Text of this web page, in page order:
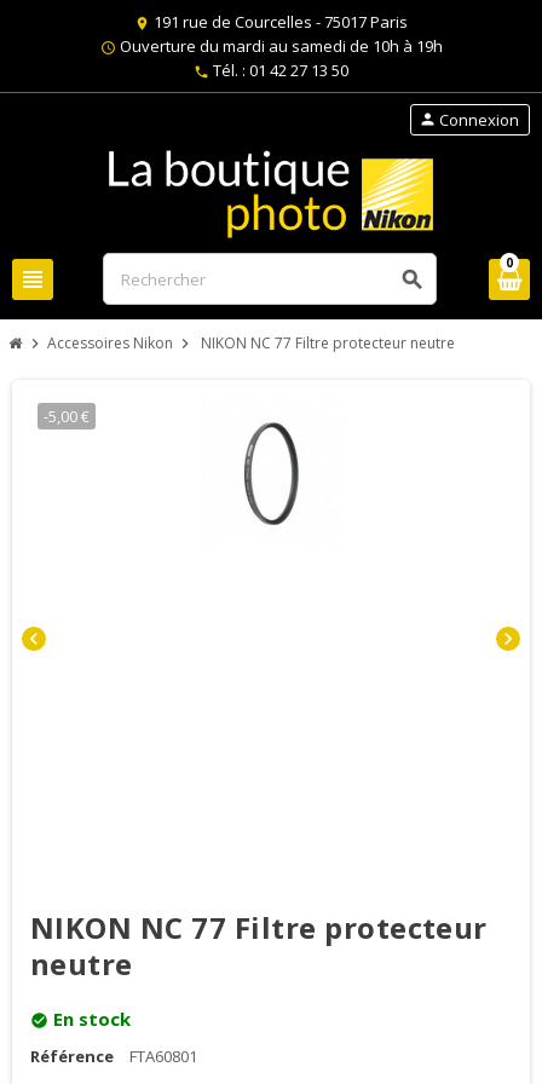
location_on 191 rue de Courcelles - 75017 Paris
schedule Ouverture du mardi au samedi de 10h à 19h
phone Tél. : 01 42 27 13 50
view_headline search
person Connexion
0
chevron_right Accessoires Nikon chevron_right NIKON NC 77 Filtre protecteur neutre
chevron_left chevron_right
-5,00 €
NIKON NC 77 Filtre protecteur
neutre
check_circle En stock
Référence
FTA60801